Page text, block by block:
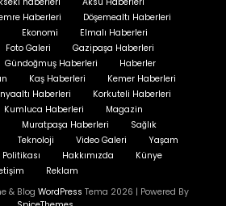
Haberleri
Döşemealtı Haberleri
Ekonomi
Elmalı Haberleri
Foto Galeri
Gazipaşa Haberleri
Gündoğmuş Haberleri
Haberler
Kaş Haberleri
Kemer Haberleri
Haberleri
Korkuteli Haberleri
Kumluca Haberleri
Magazin
Muratpaşa Haberleri
Sağlık
Teknoloji Video Galeri
Yaşam
Hakkımızda
Künye
Reklam
& Blog WordPress Tema 2026 | Powered By